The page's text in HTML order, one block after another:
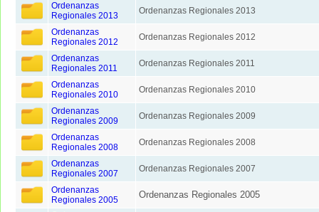
Ordenanzas
Regionales 2013
Ordenanzas Regionales 2013
Ordenanzas
Regionales 2012
Ordenanzas Regionales 2012
Ordenanzas
Regionales 2011
Ordenanzas Regionales 2011
Ordenanzas
Regionales 2010
Ordenanzas Regionales 2010
Ordenanzas
Regionales 2009
Ordenanzas Regionales 2009
Ordenanzas
Regionales 2008
Ordenanzas Regionales 2008
Ordenanzas
Regionales 2007
Ordenanzas Regionales 2007
Ordenanzas
Regionales 2005
Ordenanzas Regionales 2005